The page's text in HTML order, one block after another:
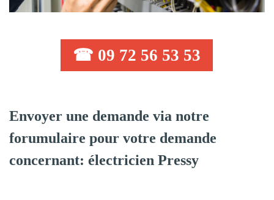
☎ 09 72 56 53 53
Envoyer une demande via notre
forumulaire pour votre demande
concernant: électricien Pressy